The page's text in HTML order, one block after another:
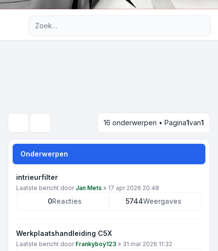
16 onderwerpen • Pagina1van1
Onderwerpen
intrieurfilter
Laatste bericht door Jan Mets » 17 apr 2026 20:48
0Reacties 5744Weergaves
Werkplaatshandleiding C5X
Laatste bericht door Frankyboy123 » 31 mar 2026 11:32